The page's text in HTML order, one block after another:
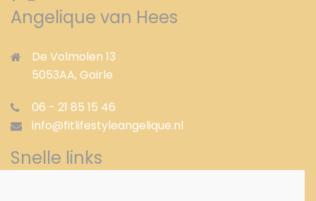
Angelique van Hees
De Volmolen 13
5053AA,Goirle
06 - 21 85 15 46
info@fitlifestyleangelique.nl
Snelle links